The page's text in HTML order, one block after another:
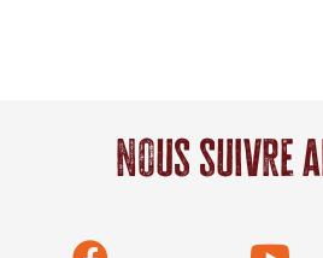
Nous suivre